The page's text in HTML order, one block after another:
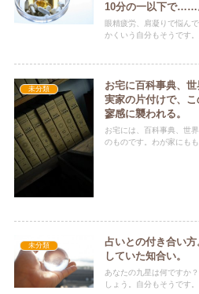
10分の一以下で……
眼精疲労、肩凝りで悩ん
かくいう自分もそうです
未分類
お宅に百科事典、
実家の片付けで、
寥感に襲われる。
お宅には、百科事典、世
のものです。わが家にも
未分類
占いとの付き合い
していた知合い。
あなたの九星は何ですか
しょう。自分もそうです